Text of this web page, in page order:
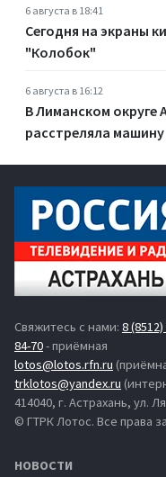
6 августа в 18:41
Сегодня на экраны
"Колобок"
6 августа в 16:12
В Лиманском
расстреляла машину
Свяжитесь с нами: 8
84-70- приёмная
lotos@lotos.rfn.ru
trklotos@yandex.ru
414040, г. Астрахань, ул.
© ГТРК Лотос. Все права
НОВОСТИ